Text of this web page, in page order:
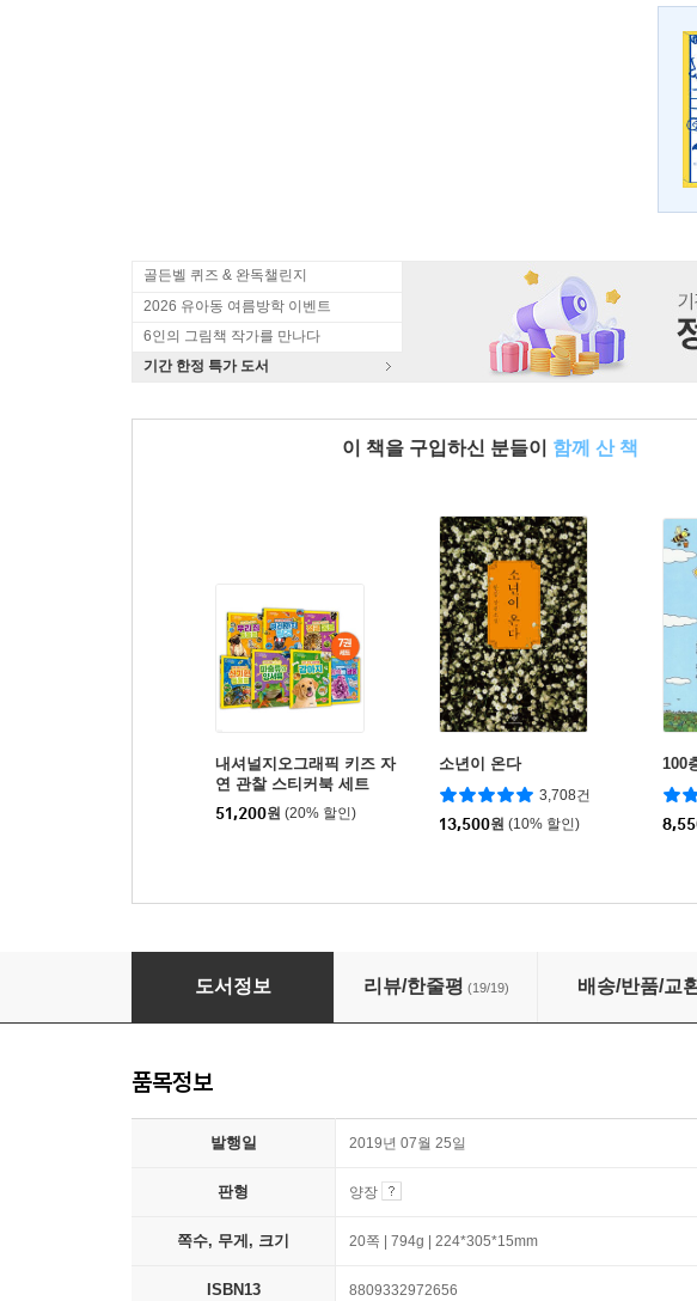
골든벨 퀴즈 & 완독챌린지
2026 유아동 여름방학 이벤트
6인의 그림책 작가를 만나다
기간 한정 특가 도서
이 책을 구입하신 분들이 함께 산 책
내셔널지오그래픽 키즈 자
연 관찰 스티커북 세트
51,200원 (20% 할인)
소년이 온다
3,708건
13,500원 (10% 할인)
100
National Geographic 펼치면서 알아보는 숨겨진 공룡지식백과
도서정보 리뷰/한줄평 (19/19) 배송/반품/교
품목정보
발행일 2019년 07월 25일
판형 양장
쪽수, 무게, 크기 20쪽 | 794g | 224*305*15mm
ISBN13 8809332972656